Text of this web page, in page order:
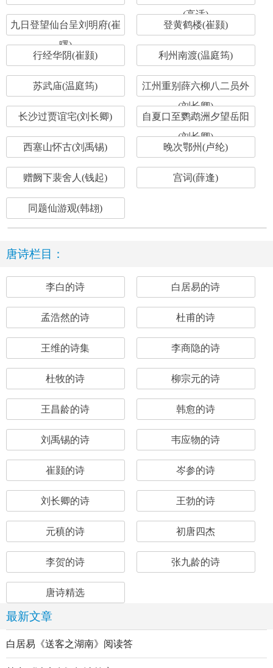
(高适)
九日登望仙台呈刘明府(崔
曙)
登黄鹤楼(崔颢)
行经华阴(崔颢) 利州南渡(温庭筠)
苏武庙(温庭筠)
江州重别薛六柳八二员外
(刘长卿)
长沙过贾谊宅(刘长卿)
自夏口至鹦鹉洲夕望岳阳
(刘长卿)
西塞山怀古(刘禹锡)
晚次鄂州(卢纶)
赠阙下裴舍人(钱起) 宫词(薛逢)
同题仙游观(韩翃)
唐诗栏目：
李白的诗 白居易的诗
孟浩然的诗 杜甫的诗
王维的诗集 李商隐的诗
杜牧的诗 柳宗元的诗
王昌龄的诗 韩愈的诗
刘禹锡的诗 韦应物的诗
崔颢的诗 岑参的诗
刘长卿的诗 王勃的诗
元稹的诗 初唐四杰
李贺的诗 张九龄的诗
唐诗精选
最新文章
白居易《送客之湖南》阅读答